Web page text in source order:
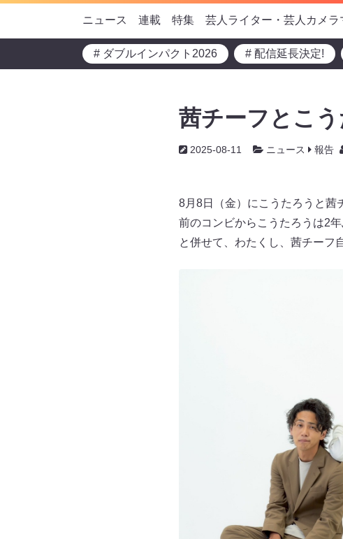
ニュース 連載 特集 芸人ライター・芸人カメラ
# ダブルインパクト2026 # 配信延長決定!
茜チーフとこ
2025-08-11 ニュース 報告
8月8日（金）にこうたろうと茜
前のコンビからこうたろうは2
と併せて、わたくし、茜チーフ